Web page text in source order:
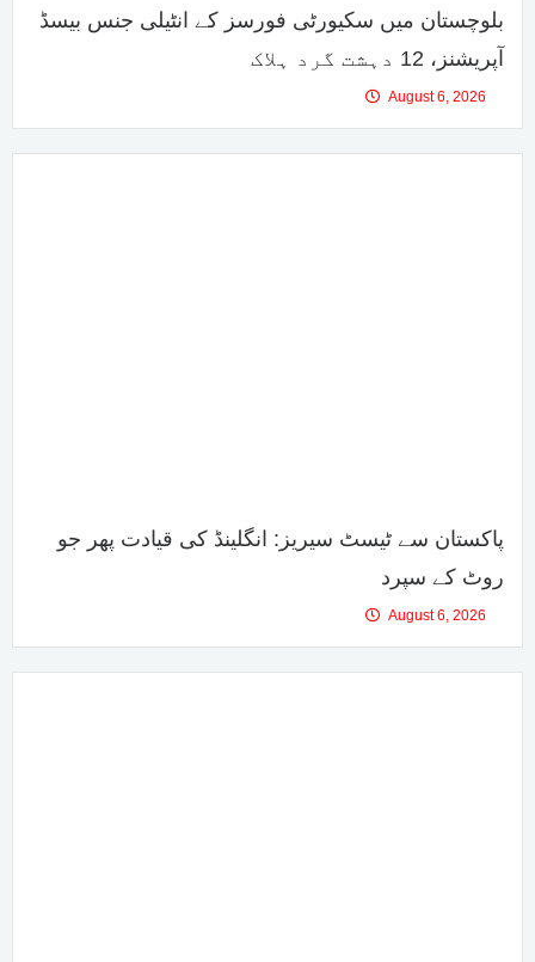
بلوچستان میں سکیورٹی فورسز کے انٹیلی جنس بیسڈ
آپریشنز، 12 دہشت گرد ہلاک
August 6, 2026
پاکستان سے ٹیسٹ سیریز: انگلینڈ کی قیادت پھر جو
روٹ کے سپرد
August 6, 2026